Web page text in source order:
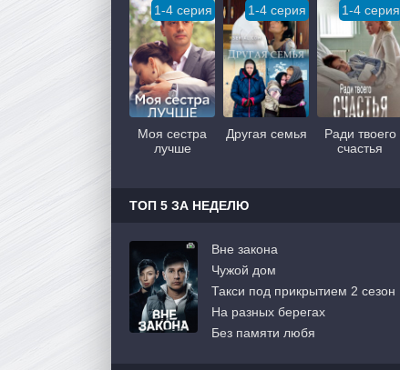
1-4 серия
Моя сестра
лучше
1-4 серия
Другая семья
1-4 серия
Ради твоего
счастья
ТОП 5 ЗА НЕДЕЛЮ
Вне закона
Чужой дом
Такси под прикрытием 2 сезон
На разных берегах
Без памяти любя